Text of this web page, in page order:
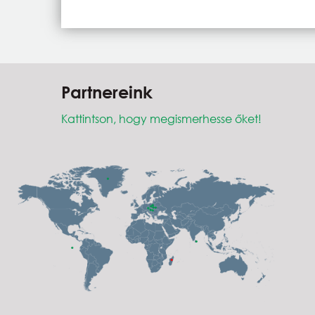
Partnereink
Kattintson, hogy megismerhesse őket!